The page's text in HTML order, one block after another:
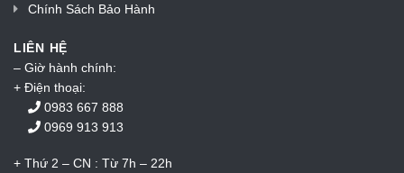
Chính Sách Bảo Hành
LIÊN HỆ
– Giờ hành chính:
+ Điện thoại:
0983 667 888
0969 913 913
+ Thứ 2 – CN : Từ 7h – 22h